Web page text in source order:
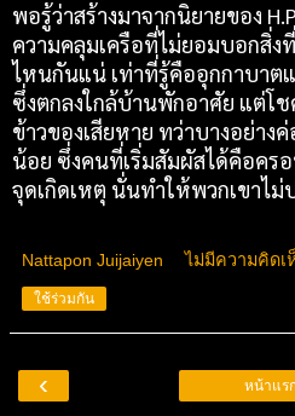
พอรู้ว่าสร้างมาจากนิยายของ
ความคลุมเครือที่ไม่ยอมบอกสิ่ง
ไหนกันแน่ เท่าที่รู้คืออุกกาบา
ซึ่งตกลงใกล้บ้านพักอาศัย แต่โ
ข้าวของเสียหาย ทว่าบางอย่าง
น้อย ซึ่งคนที่เริ่มสัมผัสได้คือคร
จุดเกิดเหตุ นั่นทำให้พวกเขาไ
Nattapon Juijaiyen ไม่มีความคิดเ
ใช้ร่วมกัน
‹ หน้าแร